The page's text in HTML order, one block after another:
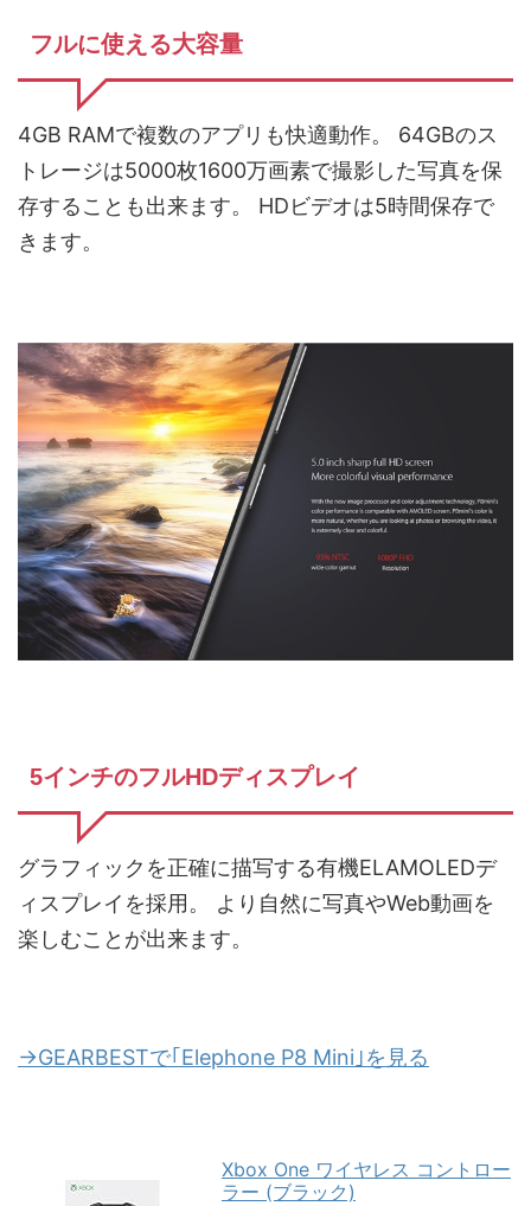
フルに使える大容量
4GB RAMで複数のアプリも快適動作。 64GBのス
トレージは5000枚1600万画素で撮影した写真を保
存することも出来ます。 HDビデオは5時間保存で
きます。
5インチのフルHDディスプレイ
グラフィックを正確に描写する有機ELAMOLEDデ
ィスプレイを採用。 より自然に写真やWeb動画を
楽しむことが出来ます。
→GEARBESTで｢Elephone P8 Mini｣を見る
Xbox One ワイヤレス コントロー
ラー (ブラック)